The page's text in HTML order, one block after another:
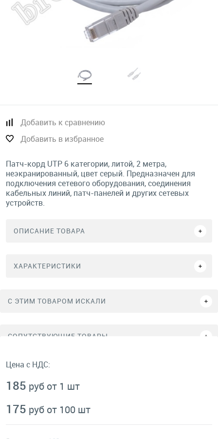
Добавить к сравнению
Добавить в избранное
Патч-корд UTP 6 категории, литой, 2 метра,
неэкранированный, цвет серый. Предназначен для
подключения сетевого оборудования, соединения
кабельных линий, патч-панелей и других сетевых
устройств.
ОПИСАНИЕ ТОВАРА
ХАРАКТЕРИСТИКИ
C ЭТИМ ТОВАРОМ ИСКАЛИ
СОПУТСТВУЮЩИЕ ТОВАРЫ
Цена с НДС:
185 руб от 1 шт
175 руб от 100 шт